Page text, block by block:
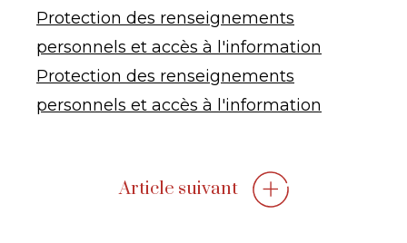
Protection des renseignements
personnels et accès à l'information
Protection des renseignements
personnels et accès à l'information
Article suivant